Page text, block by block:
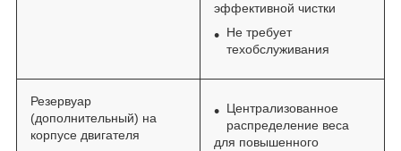
эффективной чистки
Не требует
техобслуживания
Резервуар
(дополнительный) на
корпусе двигателя
Централизованное
распределение веса
для повышенного